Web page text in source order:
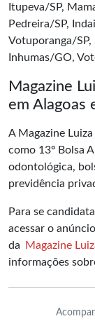
Itupeva/SP,
Pedreira/SP,
Votuporanga/
Inhumas/GO,
Magazine
em Alagoas
A Magazine
como 13º Bolsa
odontológica,
previdência
Para se
acessar o
da
Magazine
informações